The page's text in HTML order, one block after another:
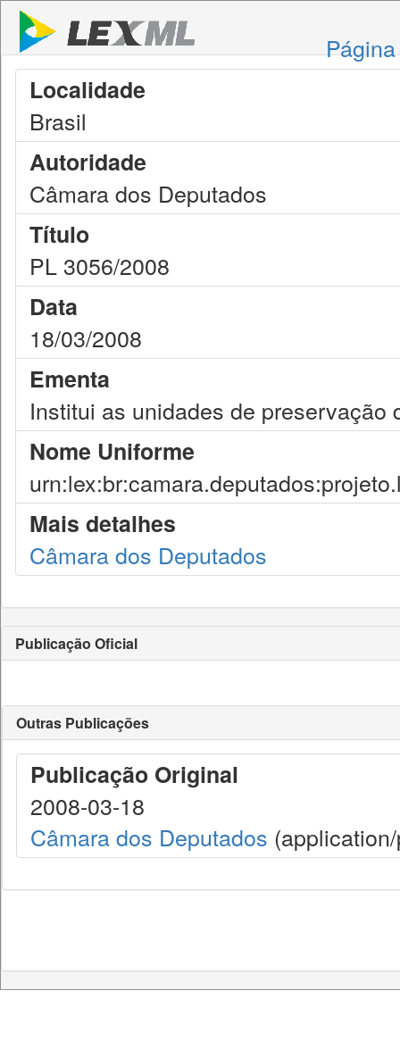
Localidade
Brasil
Autoridade
Câmara dos Deputados
Título
PL 3056/2008
Data
18/03/2008
Ementa
Institui as unidades de
Nome Uniforme
Mais detalhes
Câmara dos Deputados
Publicação Oficial
Outras Publicações
Publicação Original
2008-03-18
Câmara dos Deputados